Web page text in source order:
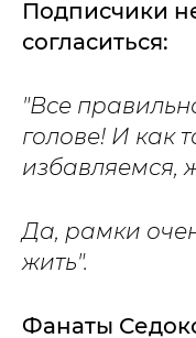
Подписчики
согласиться:
"Все
голове! И как
избавляемся,
Да, рамки
жить".
Фанаты